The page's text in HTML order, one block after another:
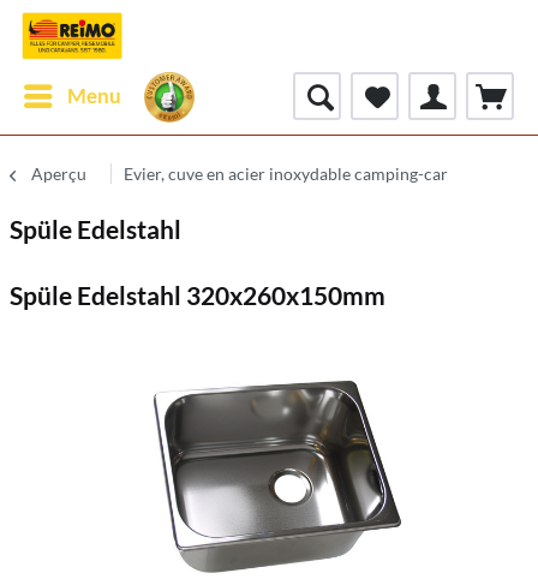
Menu
Aperçu Evier, cuve en acier inoxydable camping-car
Spüle Edelstahl
Spüle Edelstahl 320x260x150mm